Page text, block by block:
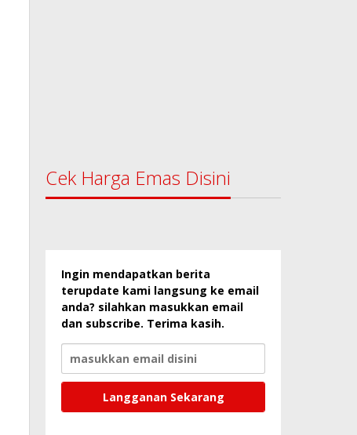
Cek Harga Emas Disini
Ingin mendapatkan berita
terupdate kami langsung ke email
anda? silahkan masukkan email
dan subscribe. Terima kasih.